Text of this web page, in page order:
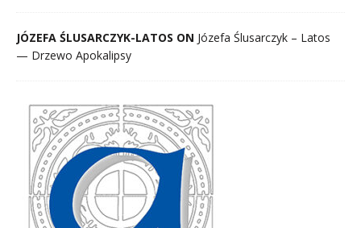
JÓZEFA ŚLUSARCZYK-LATOS ON Józefa Ślusarczyk – Latos
— Drzewo Apokalipsy